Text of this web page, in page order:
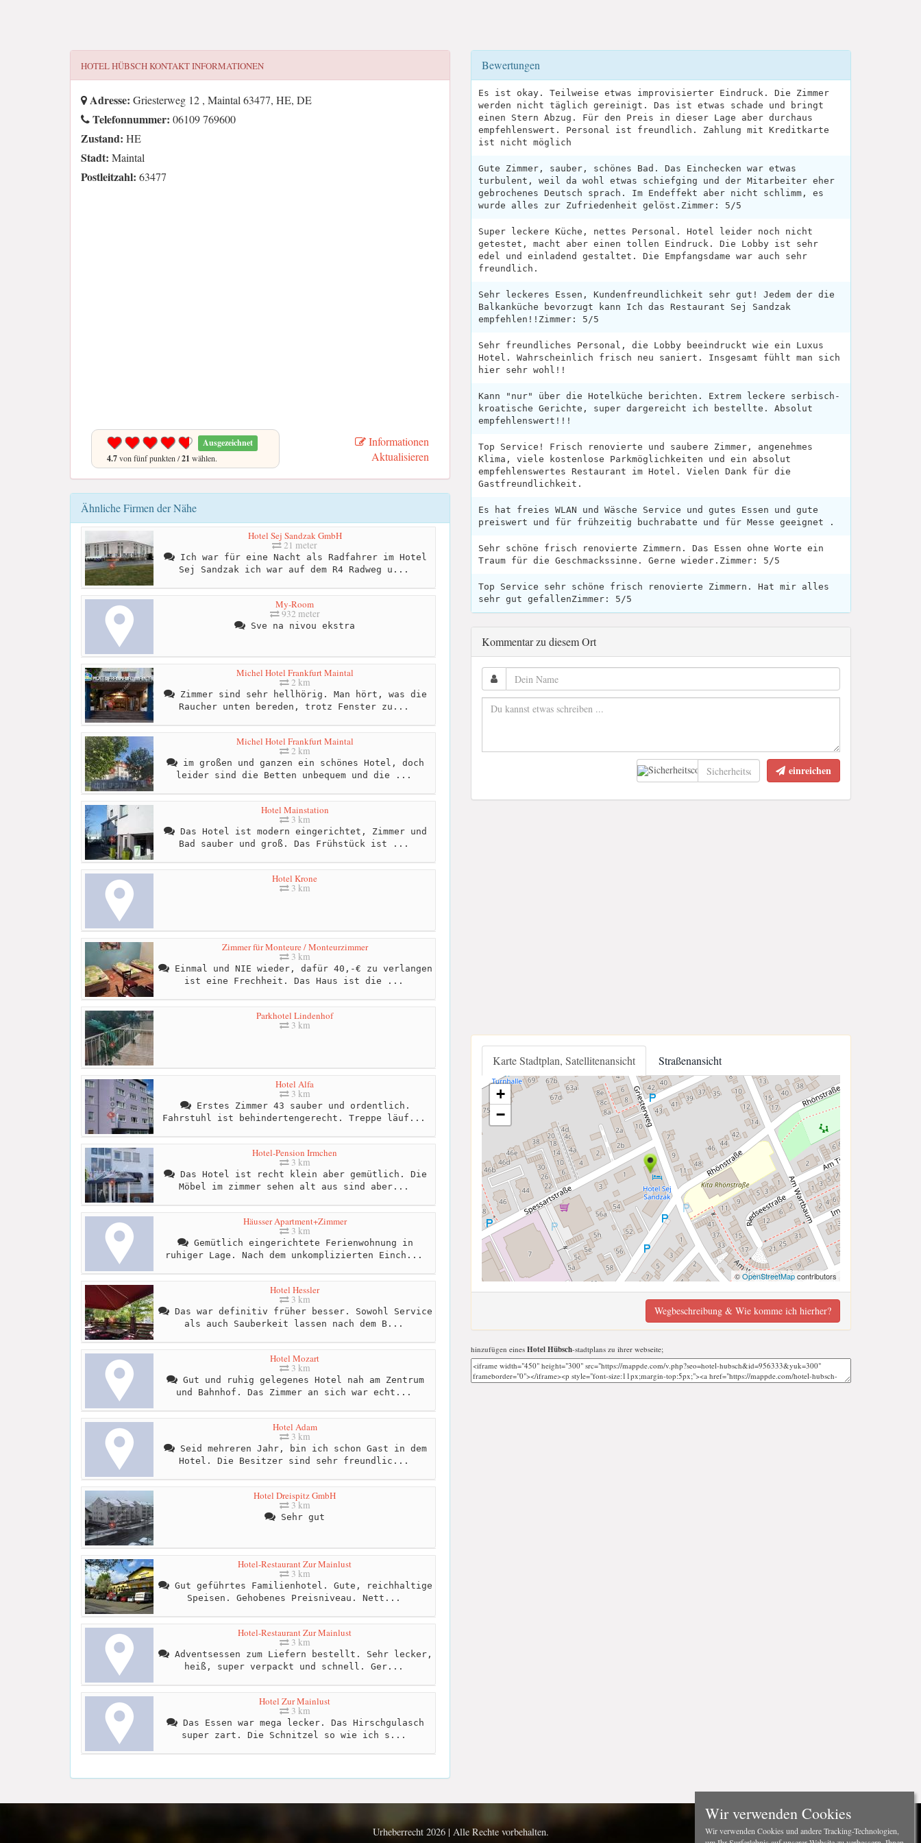
HOTEL HÜBSCHKONTAKT INFORMATIONEN
Adresse: Griesterweg 12 , Maintal 63477, HE, DE
Telefonnummer: 06109 769600
Zustand: HE
Stadt: Maintal
Postleitzahl: 63477
Ausgezeichnet
4.7von fünf punkten /21 wählen.
Informationen
Aktualisieren
Ähnliche Firmen der Nähe
Hotel Sej Sandzak GmbH
21 meter
Ich war für eine Nacht als Radfahrer im Hotel
Sej Sandzak ich war auf dem R4 Radweg u...
My-Room
932 meter
Sve na nivou ekstra
Michel Hotel Frankfurt Maintal
2 km
Zimmer sind sehr hellhörig. Man hört, was die
Raucher unten bereden, trotz Fenster zu...
Michel Hotel Frankfurt Maintal
2 km
im großen und ganzen ein schönes Hotel, doch
leider sind die Betten unbequem und die ...
Hotel Mainstation
3 km
Das Hotel ist modern eingerichtet, Zimmer und
Bad sauber und groß. Das Frühstück ist ...
Hotel Krone
3 km
Zimmer für Monteure / Monteurzimmer
3 km
Einmal und NIE wieder, dafür 40,-€ zu verlangen
ist eine Frechheit. Das Haus ist die ...
Parkhotel Lindenhof
3 km
Hotel Alfa
3 km
Erstes Zimmer 43 sauber und ordentlich.
Fahrstuhl ist behindertengerecht. Treppe läuf...
Hotel-Pension Irmchen
3 km
Das Hotel ist recht klein aber gemütlich. Die
Möbel im zimmer sehen alt aus sind aber...
Häusser Apartment+Zimmer
3 km
Gemütlich eingerichtete Ferienwohnung in
ruhiger Lage. Nach dem unkomplizierten Einch...
Hotel Hessler
3 km
Das war definitiv früher besser. Sowohl Service
als auch Sauberkeit lassen nach dem B...
Hotel Mozart
3 km
Gut und ruhig gelegenes Hotel nah am Zentrum
und Bahnhof. Das Zimmer an sich war echt...
Hotel Adam
3 km
Seid mehreren Jahr, bin ich schon Gast in dem
Hotel. Die Besitzer sind sehr freundlic...
Hotel Dreispitz GmbH
3 km
Sehr gut
Hotel-Restaurant Zur Mainlust
3 km
Gut geführtes Familienhotel. Gute, reichhaltige
Speisen. Gehobenes Preisniveau. Nett...
Hotel-Restaurant Zur Mainlust
3 km
Adventsessen zum Liefern bestellt. Sehr lecker,
heiß, super verpackt und schnell. Ger...
Hotel Zur Mainlust
3 km
Das Essen war mega lecker. Das Hirschgulasch
super zart. Die Schnitzel so wie ich s...
Bewertungen
Es ist okay. Teilweise etwas improvisierter Eindruck. Die Zimmer
werden nicht täglich gereinigt. Das ist etwas schade und bringt
einen Stern Abzug. Für den Preis in dieser Lage aber durchaus
empfehlenswert. Personal ist freundlich. Zahlung mit Kreditkarte
ist nicht möglich
Gute Zimmer, sauber, schönes Bad. Das Einchecken war etwas
turbulent, weil da wohl etwas schiefging und der Mitarbeiter eher
gebrochenes Deutsch sprach. Im Endeffekt aber nicht schlimm, es
wurde alles zur Zufriedenheit gelöst.Zimmer: 5/5
Super leckere Küche, nettes Personal. Hotel leider noch nicht
getestet, macht aber einen tollen Eindruck. Die Lobby ist sehr
edel und einladend gestaltet. Die Empfangsdame war auch sehr
freundlich.
Sehr leckeres Essen, Kundenfreundlichkeit sehr gut! Jedem der die
Balkanküche bevorzugt kann Ich das Restaurant Sej Sandzak
empfehlen!!Zimmer: 5/5
Sehr freundliches Personal, die Lobby beeindruckt wie ein Luxus
Hotel. Wahrscheinlich frisch neu saniert. Insgesamt fühlt man sich
hier sehr wohl!!
Kann "nur" über die Hotelküche berichten. Extrem leckere serbisch-
kroatische Gerichte, super dargereicht ich bestellte. Absolut
empfehlenswert!!!
Top Service! Frisch renovierte und saubere Zimmer, angenehmes
Klima, viele kostenlose Parkmöglichkeiten und ein absolut
empfehlenswertes Restaurant im Hotel. Vielen Dank für die
Gastfreundlichkeit.
Es hat freies WLAN und Wäsche Service und gutes Essen und gute
preiswert und für frühzeitig buchrabatte und für Messe geeignet .
Sehr schöne frisch renovierte Zimmern. Das Essen ohne Worte ein
Traum für die Geschmackssinne. Gerne wieder.Zimmer: 5/5
Top Service sehr schöne frisch renovierte Zimmern. Hat mir alles
sehr gut gefallenZimmer: 5/5
Kommentar zu diesem Ort
einreichen
Karte Stadtplan, Satellitenansicht Straßenansicht
+
−
©OpenStreetMapcontributors
Wegbeschreibung & Wie komme ich hierher?
hinzufügen eines Hotel Hübsch-stadtplans zu ihrer webseite;
Urheberrecht 2026 | Alle Rechte vorbehalten.
Wir verwenden Cookies
Wir verwenden Cookies und andere Tracking-Technologien,